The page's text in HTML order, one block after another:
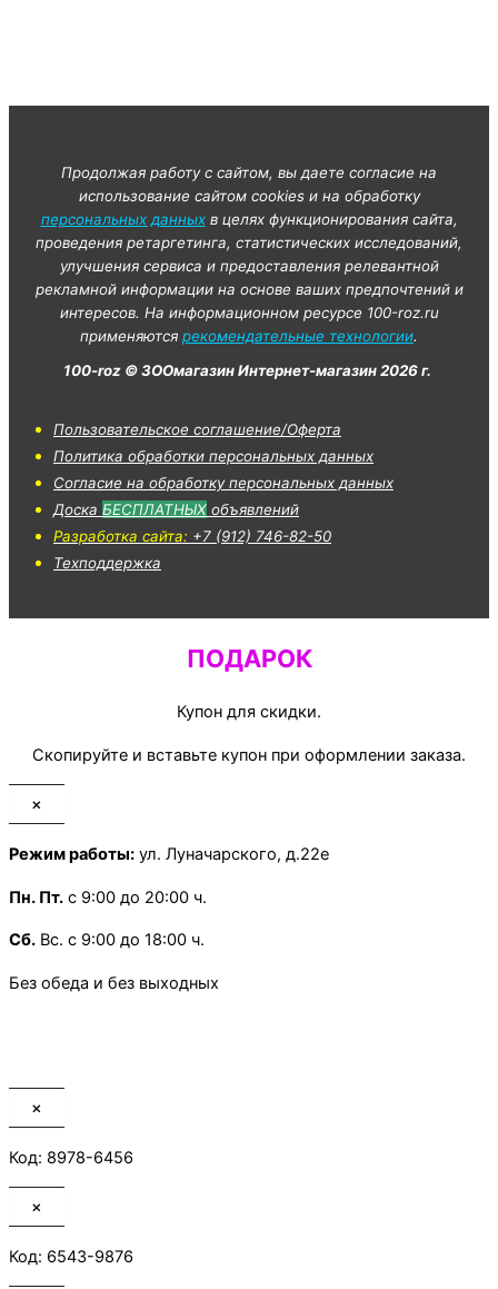
Продолжая работу с сайтом, вы даете согласие на
использование сайтом cookies и на обработку
персональных данныхв целях функционирования сайта,
проведения ретаргетинга, статистических исследований,
улучшения сервиса и предоставления релевантной
рекламной информации на основе ваших предпочтений и
интересов. На информационном ресурсе 100-roz.ru
применяются рекомендательные технологии.
100-roz © ЗООмагазин Интернет-магазин 2026 г.
Пользовательское соглашение/Оферта
Политика обработки персональных данных
Согласие на обработку персональных данных
Доска БЕСПЛАТНЫХ объявлений
Разработка сайта: +7 (912) 746-82-50
Техподдержка
ПОДАРОК
Купон для скидки.
Скопируйте и вставьте купон при оформлении заказа.
×
Режим работы: ул. Луначарского, д.22е
Пн. Пт. с 9:00 до 20:00 ч.
Сб. Вс. с 9:00 до 18:00 ч.
Без обеда и без выходных
×
Код: 8978-6456
×
Код: 6543-9876